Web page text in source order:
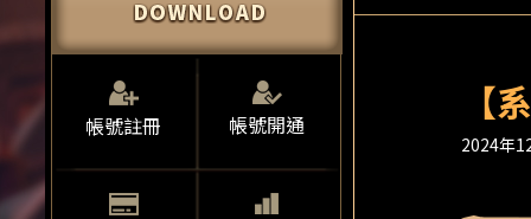
帳號註冊 帳號開通 【
2024年